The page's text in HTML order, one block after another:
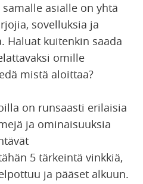
asialle on yhtä
sovelluksia ja
Haluat kuitenkin saada
omille
mistä aloittaa?
on runsaasti erilaisia
ja ominaisuuksia
5 tärkeintä vinkkiä,
ja pääset alkuun.